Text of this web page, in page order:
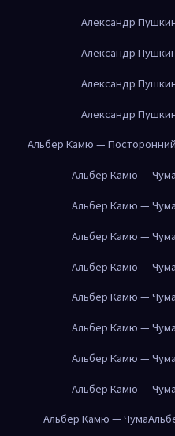
Александр
Александр
Александр
Александр
Альбер Камю — Посторонний
Альбер Камю — Чума
Альбер Камю — Чума
Альбер Камю — Чума
Альбер Камю — Чума
Альбер Камю — Чума
Альбер Камю — Чума
Альбер Камю — Чума
Альбер Камю — Чума
Альбер Камю — Чума